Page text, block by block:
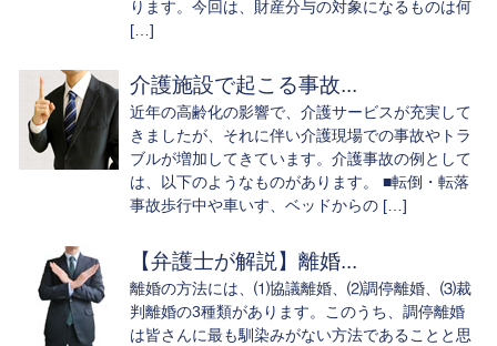
ります。今回は、財産分与の対象になるものは何
[…]
介護施設で起こる事故...
近年の高齢化の影響で、介護サービスが充実して
きましたが、それに伴い介護現場での事故やトラ
ブルが増加してきています。介護事故の例として
は、以下のようなものがあります。 ■転倒・転落
事故歩行中や車いす、ベッドからの […]
【弁護士が解説】離婚...
離婚の方法には、⑴協議離婚、⑵調停離婚、⑶裁
判離婚の3種類があります。このうち、調停離婚
は皆さんに最も馴染みがない方法であることと思